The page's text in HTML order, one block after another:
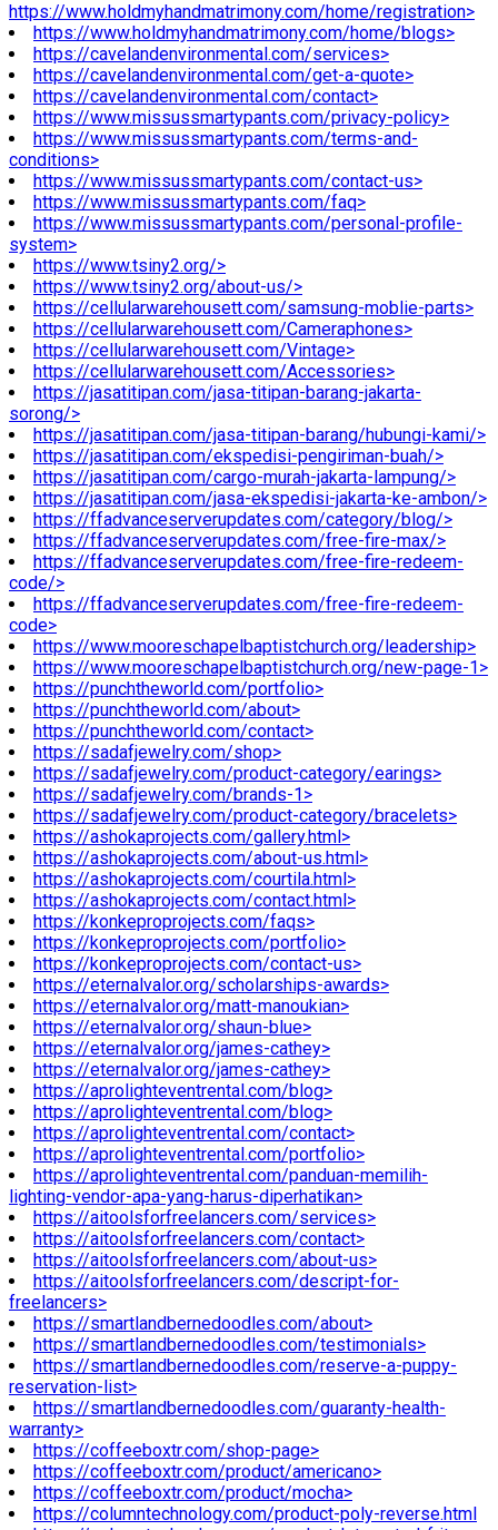
https://www.holdmyhandmatrimony.com/home/registration>
https://www.holdmyhandmatrimony.com/home/blogs>
https://cavelandenvironmental.com/services>
https://cavelandenvironmental.com/get-a-quote>
https://cavelandenvironmental.com/contact>
https://www.missussmartypants.com/privacy-policy>
https://www.missussmartypants.com/terms-and-
conditions>
https://www.missussmartypants.com/contact-us>
https://www.missussmartypants.com/faq>
https://www.missussmartypants.com/personal-profile-
system>
https://www.tsiny2.org/>
https://www.tsiny2.org/about-us/>
https://cellularwarehousett.com/samsung-moblie-parts>
https://cellularwarehousett.com/Cameraphones>
https://cellularwarehousett.com/Vintage>
https://cellularwarehousett.com/Accessories>
https://jasatitipan.com/jasa-titipan-barang-jakarta-
sorong/>
https://jasatitipan.com/jasa-titipan-barang/hubungi-kami/>
https://jasatitipan.com/ekspedisi-pengiriman-buah/>
https://jasatitipan.com/cargo-murah-jakarta-lampung/>
https://jasatitipan.com/jasa-ekspedisi-jakarta-ke-ambon/>
https://ffadvanceserverupdates.com/category/blog/>
https://ffadvanceserverupdates.com/free-fire-max/>
https://ffadvanceserverupdates.com/free-fire-redeem-
code/>
https://ffadvanceserverupdates.com/free-fire-redeem-
code>
https://www.mooreschapelbaptistchurch.org/leadership>
https://www.mooreschapelbaptistchurch.org/new-page-1>
https://punchtheworld.com/portfolio>
https://punchtheworld.com/about>
https://punchtheworld.com/contact>
https://sadafjewelry.com/shop>
https://sadafjewelry.com/product-category/earings>
https://sadafjewelry.com/brands-1>
https://sadafjewelry.com/product-category/bracelets>
https://ashokaprojects.com/gallery.html>
https://ashokaprojects.com/about-us.html>
https://ashokaprojects.com/courtila.html>
https://ashokaprojects.com/contact.html>
https://konkeproprojects.com/faqs>
https://konkeproprojects.com/portfolio>
https://konkeproprojects.com/contact-us>
https://eternalvalor.org/scholarships-awards>
https://eternalvalor.org/matt-manoukian>
https://eternalvalor.org/shaun-blue>
https://eternalvalor.org/james-cathey>
https://eternalvalor.org/james-cathey>
https://aprolighteventrental.com/blog>
https://aprolighteventrental.com/blog>
https://aprolighteventrental.com/contact>
https://aprolighteventrental.com/portfolio>
https://aprolighteventrental.com/panduan-memilih-
lighting-vendor-apa-yang-harus-diperhatikan>
https://aitoolsforfreelancers.com/services>
https://aitoolsforfreelancers.com/contact>
https://aitoolsforfreelancers.com/about-us>
https://aitoolsforfreelancers.com/descript-for-
freelancers>
https://smartlandbernedoodles.com/about>
https://smartlandbernedoodles.com/testimonials>
https://smartlandbernedoodles.com/reserve-a-puppy-
reservation-list>
https://smartlandbernedoodles.com/guaranty-health-
warranty>
https://coffeeboxtr.com/shop-page>
https://coffeeboxtr.com/product/americano>
https://coffeeboxtr.com/product/mocha>
https://columntechnology.com/product-poly-reverse.html